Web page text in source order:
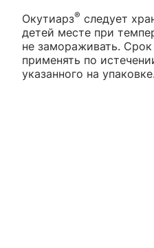
Окутиарз® следует
детей месте при
не замораживать.
применять по
указанного на упаковке.